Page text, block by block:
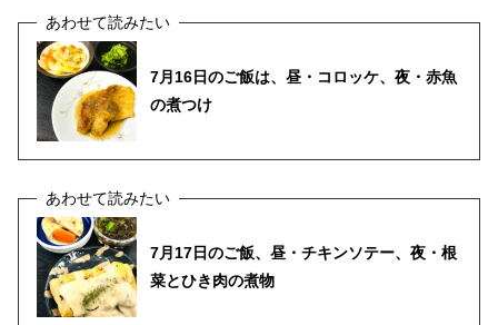
7月16日のご飯は、昼・コロッケ、夜・赤魚
の煮つけ
7月17日のご飯、昼・チキンソテー、夜・根
菜とひき肉の煮物